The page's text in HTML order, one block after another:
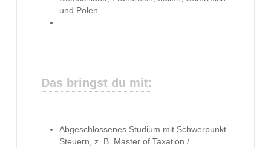
und Polen
Das bringst du mit:
Abgeschlossenes Studium mit Schwerpunkt
Steuern, z. B. Master of Taxation /